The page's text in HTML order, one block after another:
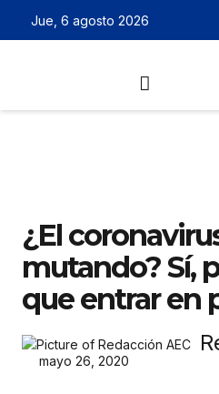
Jue, 6 agosto 2026
¿El
mutando? Sí,
que entrar en
mayo 26, 2020